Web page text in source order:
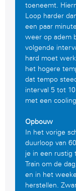
toeneemt.
Loop harder
een paar
weer op adem
volgende
hard moet
het hogere
dat tempo
interval 5 tot
met een
Opbouw
In het vorige
duurloop van
je in een rustig
Train om de
en in het
herstellen.